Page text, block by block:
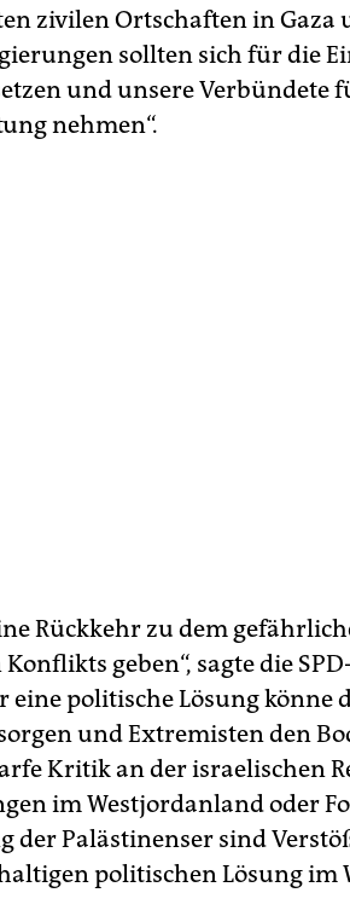
zivilen Ortschaften in Gaza
sollten sich für die
und unsere
nehmen“.
Rückkehr zu dem
geben“, sagte die
eine politische Lösung
und Extremisten den
Kritik an der israelischen
im Westjordanland oder
der Palästinenser sind
politischen Lösung im